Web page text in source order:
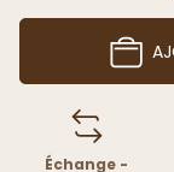
Échange -